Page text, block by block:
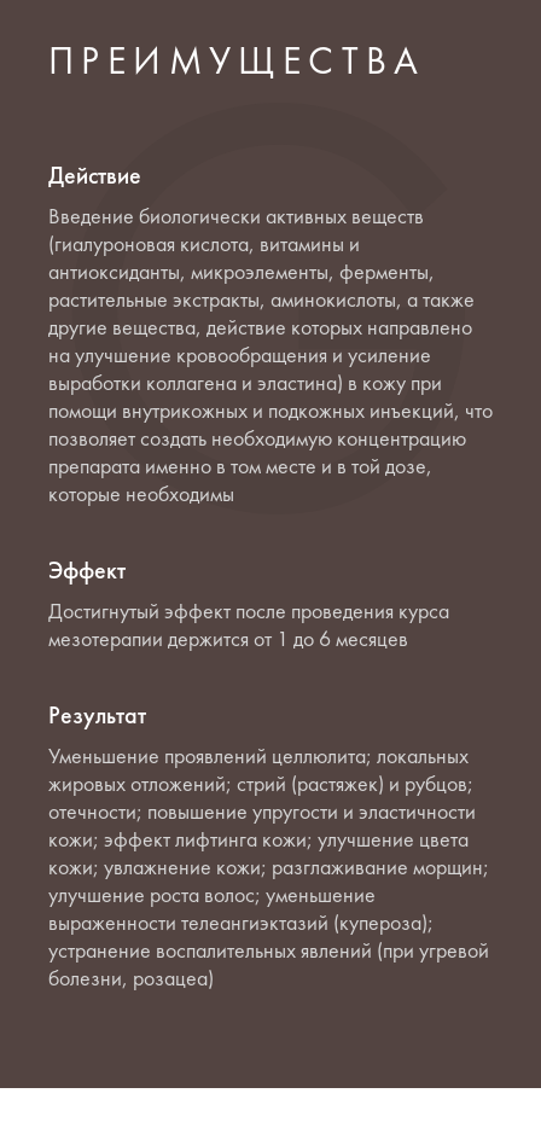
ПРЕИМУЩЕСТВА
Действие
Введение биологически активных веществ
(гиалуроновая кислота, витамины и
антиоксиданты, микроэлементы, ферменты,
растительные экстракты, аминокислоты, а также
другие вещества, действие которых направлено
на улучшение кровообращения и усиление
выработки коллагена и эластина) в кожу при
помощи внутрикожных и подкожных инъекций, что
позволяет создать необходимую концентрацию
препарата именно в том месте и в той дозе,
которые необходимы
Эффект
Достигнутый эффект после проведения курса
мезотерапии держится от 1 до 6 месяцев
Результат
Уменьшение проявлений целлюлита; локальных
жировых отложений; стрий (растяжек) и рубцов;
отечности; повышение упругости и эластичности
кожи; эффект лифтинга кожи; улучшение цвета
кожи; увлажнение кожи; разглаживание морщин;
улучшение роста волос; уменьшение
выраженности телеангиэктазий (купероза);
устранение воспалительных явлений (при угревой
болезни, розацеа)